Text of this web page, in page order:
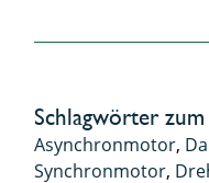
Schlagwörter
Asynchronmotor,
Synchronmotor,